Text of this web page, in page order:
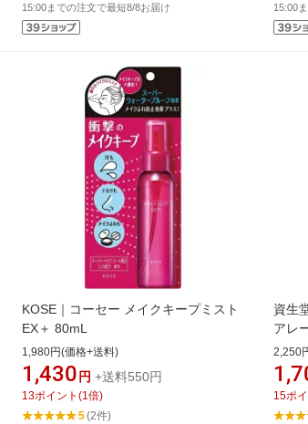
15:00までの注文で最短8/8お届け 15:00
KOSE｜コーセー メイクキープミスト
EX＋ 80mL
1,980円(価格+送料)
1,430 円 +送料550円
13ポイント (1 倍)
5(2件)
資生
アレ
クア
【
2,250
15ポ